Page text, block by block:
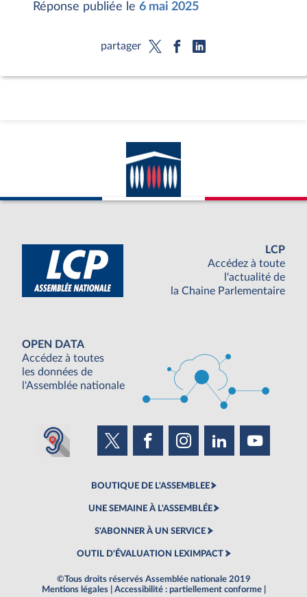
Réponse publiée le 6 mai 2025
partager
LCP
Accédez à toute
l'actualité de
la Chaine Parlementaire
OPEN DATA
Accédez à toutes
les données de
l'Assemblée nationale
BOUTIQUE DE L'ASSEMBLEE
UNE SEMAINE À L'ASSEMBLÉE
S'ABONNER À UN SERVICE
OUTIL D'ÉVALUATION LEXIMPACT
©Tous droits réservés Assemblée nationale 2019
Mentions légales
Accessibilité : partiellement conforme